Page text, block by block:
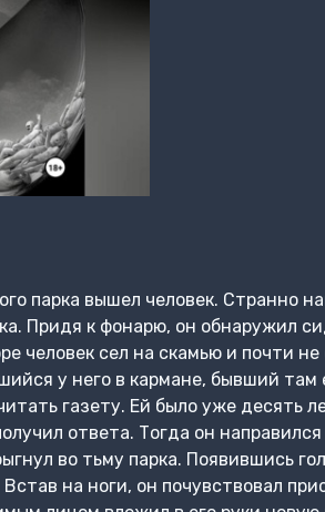
парка вышел человек. Странно
Придя к фонарю, он обнаружил
человек сел на скамью и почти
у него в кармане, бывший
газету. Ей было уже десять
ответа. Тогда он
во тьму парка. Появившись
на ноги, он почувствовал